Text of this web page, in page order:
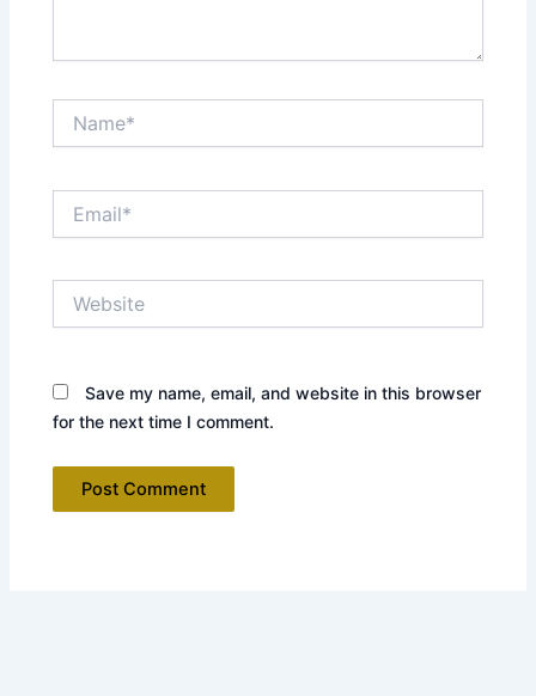
Save my name, email, and website in this browser
for the next time I comment.